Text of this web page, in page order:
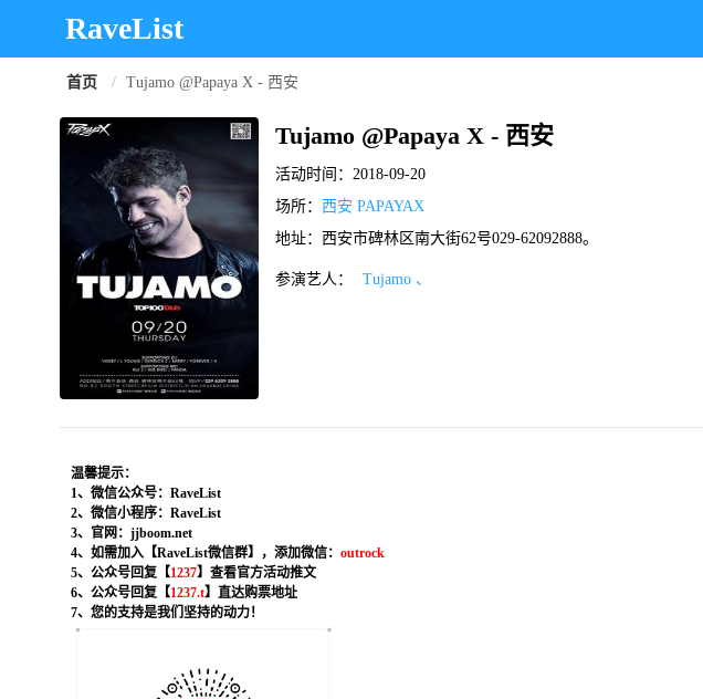
RaveList
首页 / Tujamo @Papaya X - 西安
Tujamo @Papaya X - 西安
活动时间： 2018-09-20
场所： 西安 PAPAYAX
地址：西安市碑林区南大街62号029-62092888。
参演艺人： Tujamo 、
温馨提示：
1、微信公众号：RaveList
2、微信小程序：RaveList
3、官网：jjboom.net
4、如需加入【RaveList微信群】，添加微信： outrock
5、公众号回复【1237】查看官方活动推文
6、公众号回复【1237.t】直达购票地址
7、您的支持是我们坚持的动力！